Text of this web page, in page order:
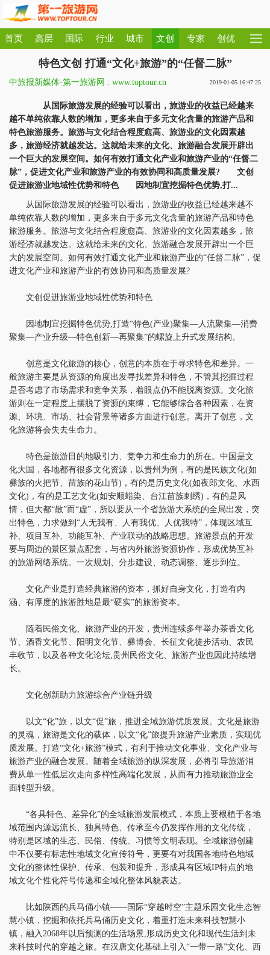
首页 高层 国际 行业 城市 文创 专家 创优
特色文创 打通“文化+旅游”的“任督二脉”
中旅报新媒体-第一旅游网 : www.toptour.cn 2019-01-05 16:47:25
从国际旅游发展的经验可以看出，旅游业的收益已经越来
越不单纯依靠人数的增加，更多来自于多元文化含量的旅游产品和
特色旅游服务。旅游与文化结合程度愈高、旅游业的文化因素越
多，旅游经济就越发达。这就给未来的文化、旅游融合发展开辟出
一个巨大的发展空间。如何有效打通文化产业和旅游产业的“任督二
脉”，促进文化产业和旅游产业的有效协同和高质量发展? 文创
促进旅游业地域性优势和特色 因地制宜挖掘特色优势,打...
从国际旅游发展的经验可以看出，旅游业的收益已经越来越不
单纯依靠人数的增加，更多来自于多元文化含量的旅游产品和特色
旅游服务。旅游与文化结合程度愈高、旅游业的文化因素越多，旅
游经济就越发达。这就给未来的文化、旅游融合发展开辟出一个巨
大的发展空间。如何有效打通文化产业和旅游产业的“任督二脉”，促
进文化产业和旅游产业的有效协同和高质量发展?
文创促进旅游业地域性优势和特色
因地制宜挖掘特色优势,打造“特色(产业)聚集—人流聚集—消费
聚集—产业升级—特色创新—再聚集”的螺旋上升式发展结构。
创意是文化旅游的核心，创意的本质在于寻求特色和差异。一
般旅游主要是从资源的角度出发寻找差异和特色，不管其挖掘过程
是否考虑了市场需求和竞争关系，着眼点仍不能脱离资源。文化旅
游则在一定程度上摆脱了资源的束缚，它能够综合各种因素，在资
源、环境、市场、社会背景等诸多方面进行创意。离开了创意，文
化旅游将会失去生命力。
特色是旅游目的地吸引力、竞争力和生命力的所在。中国是文
化大国，各地都有很多文化资源，以贵州为例，有的是民族文化(如
彝族的火把节、苗族的花山节)，有的是历史文化(如夜郎文化、水西
文化)，有的是工艺文化(如安顺蜡染、台江苗族刺绣)，有的是风
情，但大都“散”而“虚”，所以要从一个省旅游大系统的全局出发，突
出特色，力求做到“人无我有、人有我优、人优我特”，体现区域互
补、项目互补、功能互补、产业联动的战略思想。旅游景点的开发
要与周边的景区景点配套，与省内外旅游资源协作，形成优势互补
的旅游网络系统。一次规划、分步建设、动态调整、逐步到位。
文化产业是打造经典旅游的资本，抓好自身文化，打造有内
涵、有厚度的旅游胜地是最“硬实”的旅游资本。
随着民俗文化、旅游产业的开发，贵州连续多年举办茶香文化
节、酒香文化节、阳明文化节、彝博会、长征文化徒步活动、农民
丰收节，以及各种文化论坛,贵州民俗文化、旅游产业也因此持续增
长。
文化创新助力旅游综合产业链升级
以文“化”旅，以文“促”旅，推进全域旅游优质发展。文化是旅游
的灵魂，旅游是文化的载体，以文“化”旅提升旅游产业素质，实现优
质发展。打造“文化+旅游”模式，有利于推动文化事业、文化产业与
旅游产业的融合发展。随着全域旅游的纵深发展，必将引导旅游消
费从单一性低层次走向多样性高端化发展，从而有力推动旅游业全
面转型升级。
“各具特色、差异化”的全域旅游发展模式，本质上要根植于各地
域范围内源远流长、独具特色、传承至今仍发挥作用的文化传统，
特别是区域的生态、民俗、传统、习惯等文明表现。全域旅游创建
中不仅要有标志性地域文化宣传符号，更要有对我国各地特色地域
文化的整体性保护、传承、包装和提升，形成具有区域IP特点的地
域文化个性化符号传递和全域化整体风貌表达。
比如陕西的兵马俑小镇——国际“穿越时空”主题乐园文化生态智
慧小镇，挖掘和依托兵马俑历史文化，着重打造未来科技智慧小
镇，融入2068年以后预测的生活场景,形成历史文化和现代生活到未
来科技时代的穿越之旅。在汉唐文化基础上引入“一带一路”文化、西